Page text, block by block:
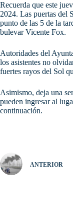
Recuerda que este
2024. Las puertas del
punto de las 5 de la
bulevar Vicente Fox.
Autoridades del
los asistentes no
fuertes rayos del Sol
Asimismo, deja una
pueden ingresar al
continuación.
ANTERIOR